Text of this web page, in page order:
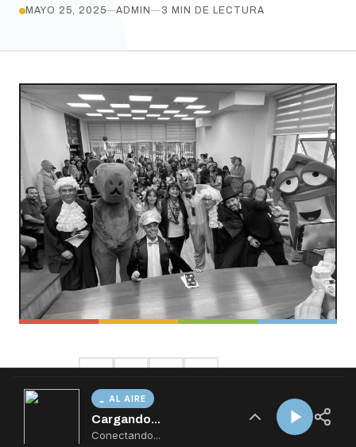
AL AIRE
Cargando...
Conectando...